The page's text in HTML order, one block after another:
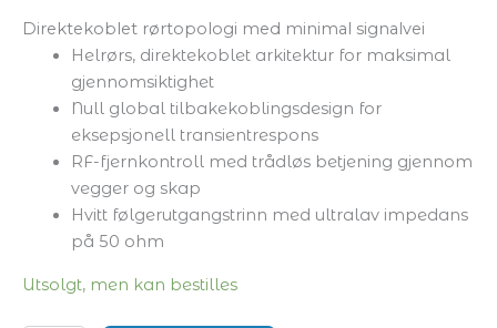
Direktekoblet rørtopologi med minimal signalvei
Helrørs, direktekoblet arkitektur for maksimal
gjennomsiktighet
Null global tilbakekoblingsdesign for
eksepsjonell transientrespons
RF-fjernkontroll med trådløs betjening gjennom
vegger og skap
Hvitt følgerutgangstrinn med ultralav impedans
på 50 ohm
Utsolgt, men kan bestilles